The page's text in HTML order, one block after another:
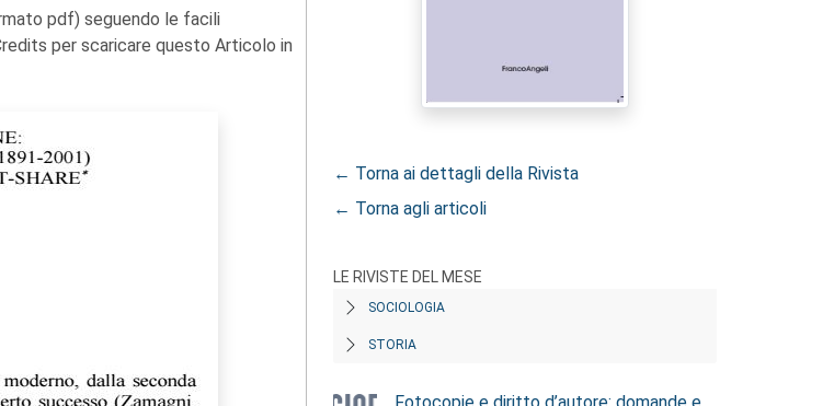
pdf) seguendo le facili
per scaricare questo Articolo in
← Torna ai dettagli della Rivista
← Torna agli articoli
LE RIVISTE DEL MESE
SOCIOLOGIA
STORIA